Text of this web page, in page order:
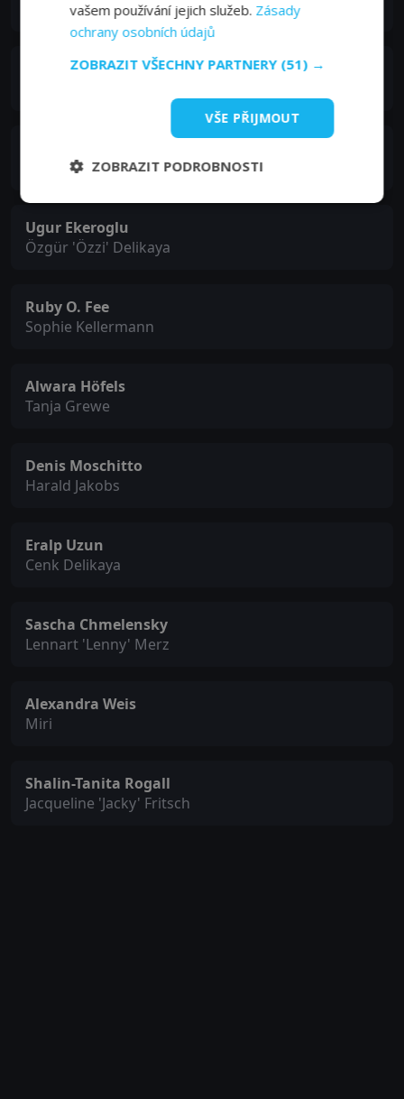
Ben Brehmer
Timmi Trinks
Leonora 'Leo' Largareta
Ugur Ekeroglu
Özgür 'Özzi' Delikaya
Ruby O. Fee
Sophie Kellermann
Alwara Höfels
Tanja Grewe
Denis Moschitto
Harald Jakobs
Eralp Uzun
Cenk Delikaya
Sascha Chmelensky
Lennart 'Lenny' Merz
Alexandra Weis
Miri
Shalin-Tanita Rogall
Jacqueline 'Jacky' Fritsch
vašem používání jejich služeb. Zásady
ochrany osobních údajů
ZOBRAZIT VŠECHNY PARTNERY (51) →
VŠE PŘIJMOUT
ZOBRAZIT PODROBNOSTI